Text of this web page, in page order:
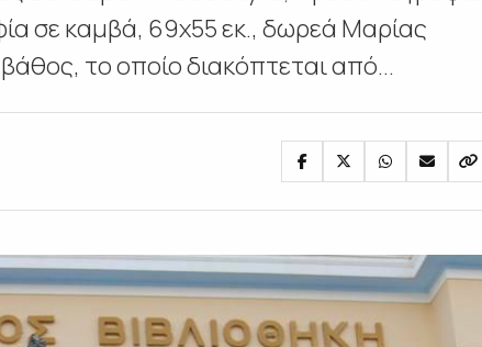
σε καμβά, 69χ55 εκ., δωρεά Μαρίας
το οποίο διακόπτεται από...